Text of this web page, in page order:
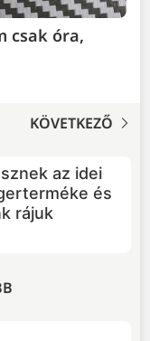
csak óra,
KÖVETKEZŐ
Huawei
Ultra